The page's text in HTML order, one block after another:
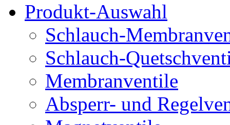
Produkt-Auswahl
Schlauch-
Schlauch-
Membranventile
Absperr- und